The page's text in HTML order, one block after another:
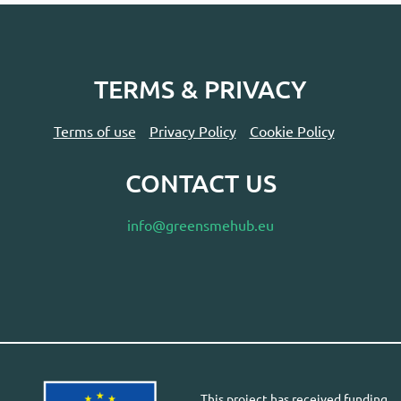
TERMS & PRIVACY
Terms of use Privacy Policy Cookie Policy
CONTACT US
info@greensmehub.eu